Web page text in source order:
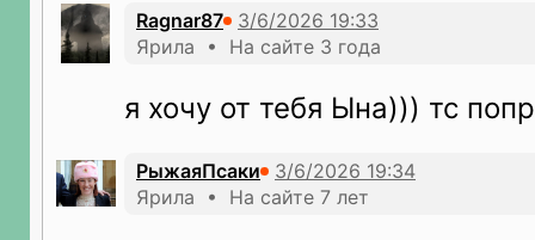
Ragnar87
Ярила • На сайте 3 года
я хочу от тебя Ына))) тс
РыжаяПсаки
Ярила • На сайте 7 лет